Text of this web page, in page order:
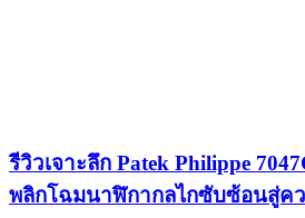
รีวิวเจาะลึก Patek Philippe
พลิกโฉมนาฬิกากลไกซับซ้อนสู่ค